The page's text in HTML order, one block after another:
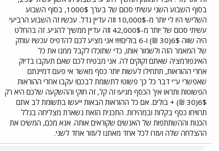
בסוף השבוע השני עשיתי סכום של בערך 1000$, בסוף השבוע
השלישי היו לי יותר מ-10,000$ וזה עדיין גדל. עכשיו זה השבוע הרביעי
עשיתי סכום של יותר מ-42,000$ וזה עדיין ממשיך להגיע. זה בהחלט
היה שווה 6$(30 ₪) ו-6 בולים!!!! אני מציע לכם להדפיס עכשיו עותק
של המאמר הזה ולשמור אותו, כדי שתוכלו לקבל ממנו את כל
האינפורמציה שאתם זקוקים לה. אני מבטיח לכם שאם תעקבו בדיוק
אחרי ההוראות, תתחילו לעשות יותר כסף מאשר אי פעם דמיינתם
שאפשרי ע"י דבר כל כך פשוט! לתשומת לבכם! עקבו אחרי ההוראות
הפשוטות ותראו איך הכסף מגיע! זה קל, זה חוקי וההשקעה שלכם היא רק
6$(30 ₪) + בולים. אם כל ההוראות הבאות ייעשו בתשומת לב אתם
תרוויחו כסף בקלות ובמהירות. התכנית הזאת נשארת מצליחה בגלל
הכנות וההשתתפות של האנשים שקוראים אותה. אנא מכם, המשיכו את
ההצלחה שלה ועזרו לכל אחד מאתנו לעזור אחד לשני.